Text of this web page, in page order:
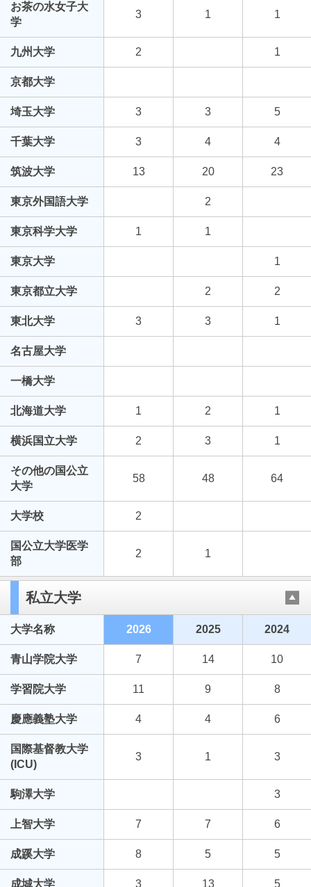
お茶の水女子大
学
3 1 1
九州大学 2 1
京都大学
埼玉大学 3 3 5
千葉大学 3 4 4
筑波大学 13 20 23
東京外国語大学 2
東京科学大学 1 1
東京大学 1
東京都立大学 2 2
東北大学 3 3 1
名古屋大学
一橋大学
北海道大学 1 2 1
横浜国立大学 2 3 1
その他の国公立
大学
58 48 64
大学校 2
国公立大学医学
部
2 1
私立大学
大学名称 2026 2025 2024
青山学院大学 7 14 10
学習院大学 11 9 8
慶應義塾大学 4 4 6
国際基督教大学
(ICU)
3 1 3
駒澤大学 3
上智大学 7 7 6
成蹊大学 8 5 5
成城大学 3 13 5